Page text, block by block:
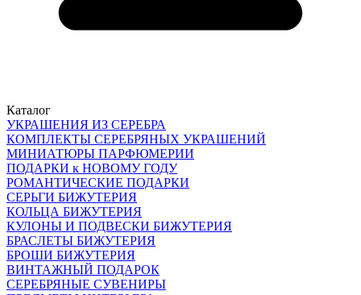
Каталог
УКРАШЕНИЯ ИЗ СЕРЕБРА
КОМПЛЕКТЫ СЕРЕБРЯНЫХ УКРАШЕНИЙ
МИНИАТЮРЫ ПАРФЮМЕРИИ
ПОДАРКИ к НОВОМУ ГОДУ
РОМАНТИЧЕСКИЕ ПОДАРКИ
СЕРЬГИ БИЖУТЕРИЯ
КОЛЬЦА БИЖУТЕРИЯ
КУЛОНЫ И ПОДВЕСКИ БИЖУТЕРИЯ
БРАСЛЕТЫ БИЖУТЕРИЯ
БРОШИ БИЖУТЕРИЯ
ВИНТАЖНЫЙ ПОДАРОК
СЕРЕБРЯНЫЕ СУВЕНИРЫ